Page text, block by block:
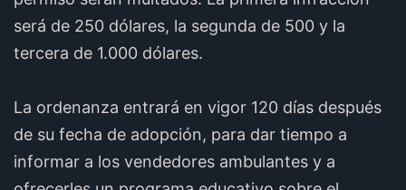
será de 250 dólares, la segunda de 500 y la
tercera de 1.000 dólares.
La ordenanza entrará en vigor 120 días después
de su fecha de adopción, para dar tiempo a
informar a los vendedores ambulantes y a